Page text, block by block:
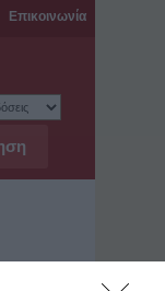
Επικοινωνία